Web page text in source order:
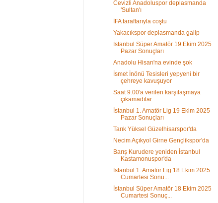
Cevizli Anadoluspor deplasmanda
'Sultan'ı
İFA taraftarıyla coştu
Yakacıkspor deplasmanda galip
İstanbul Süper Amatör 19 Ekim 2025
Pazar Sonuçları
Anadolu Hisarı'na evinde şok
İsmet İnönü Tesisleri yepyeni bir
çehreye kavuşuyor
Saat 9.00'a verilen karşılaşmaya
çıkamadılar
İstanbul 1. Amatör Lig 19 Ekim 2025
Pazar Sonuçları
Tarık Yüksel Güzelhisarspor'da
Necim Açıkyol Girne Gençlikspor'da
Barış Kurudere yeniden İstanbul
Kastamonuspor'da
İstanbul 1. Amatör Lig 18 Ekim 2025
Cumartesi Sonu...
İstanbul Süper Amatör 18 Ekim 2025
Cumartesi Sonuç...